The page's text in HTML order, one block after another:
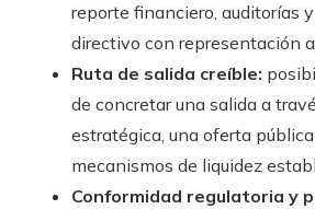
reporte financiero, auditorías
directivo con representación
Ruta de salida creíble:
de concretar una salida a
estratégica, una oferta
mecanismos de liquidez
Conformidad regulatoria y